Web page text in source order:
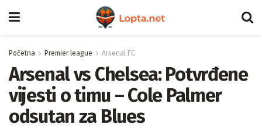
Početna Premier league Arsenal FC
Arsenal vs Chelsea: Potvrđene
vijesti o timu – Cole Palmer
odsutan za Blues